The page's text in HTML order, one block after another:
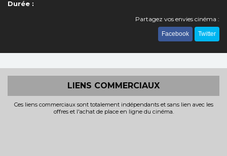
Durée :
Partagez vos envies cinéma :
Facebook Twitter
LIENS COMMERCIAUX
Ces liens commerciaux sont totalement indépendants et sans lien avec les
offres et l'achat de place en ligne du cinéma.